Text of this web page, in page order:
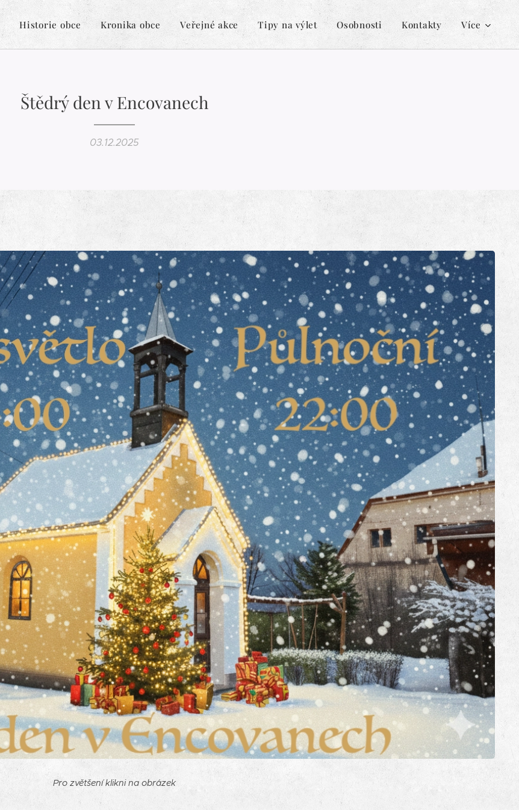
Historie obce Kronika obce Veřejné akce Tipy na výlet Osobnosti Kontakty Více
Štědrý den v Encovanech
03.12.2025
Pro zvětšení klikni na obrázek